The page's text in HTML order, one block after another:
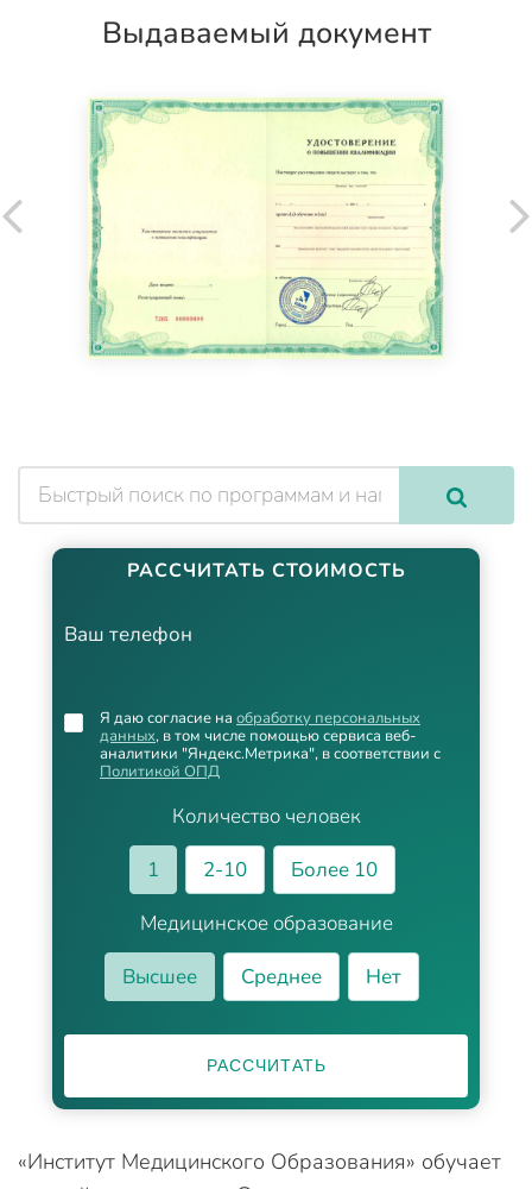
Выдаваемый документ
РАССЧИТАТЬ СТОИМОСТЬ
Ваш телефон
Количество человек
1
2-10
Более 10
Медицинское образование
Высшее
Среднее Нет
Я даю согласие на обработку персональных
данных, в том числе помощью сервиса веб-
аналитики "Яндекс.Метрика", в соответствии с
Политикой ОПД
РАССЧИТАТЬ
«Институт Медицинского Образования» обучает